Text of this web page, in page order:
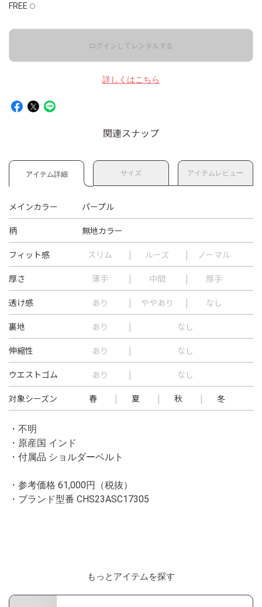
FREE ◯
ログインしてレンタルする
詳しくはこちら
関連スナップ
アイテム詳細 サイズ アイテムレビュー
メインカラー パープル
柄 無地カラー
フィット感 スリム ルーズ ノーマル
厚さ 薄手 中間 厚手
透け感 あり ややあり なし
裏地 あり なし
伸縮性 あり なし
ウエストゴム あり なし
対象シーズン 春 夏 秋 冬
・不明
・原産国 インド
・付属品 ショルダーベルト
・参考価格 61,000円（税抜）
・ブランド型番 CHS23ASC17305
もっとアイテムを探す